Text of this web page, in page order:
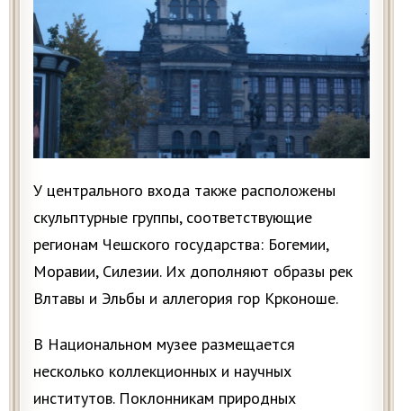
У центрального входа также расположены
скульптурные группы, соответствующие
регионам Чешского государства: Богемии,
Моравии, Силезии. Их дополняют образы рек
Влтавы и Эльбы и аллегория гор Крконоше.
В Национальном музее размещается
несколько коллекционных и научных
институтов. Поклонникам природных